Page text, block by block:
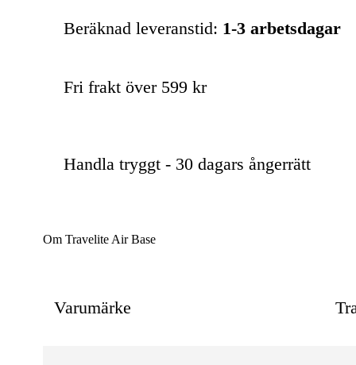
Beräknad leveranstid: 1-3 arbetsdagar
Fri frakt över 599 kr
Handla tryggt - 30 dagars ångerrätt
Om Travelite Air Base
Varumärke